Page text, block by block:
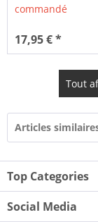
commandé
17,95 € *
Tout
Articles
Top Categories
Social Media